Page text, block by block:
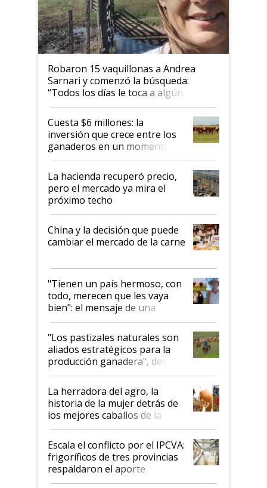
Robaron 15 vaquillonas a Andrea
Sarnari y comenzó la búsqueda:
“Todos los días le toca a algún
productor”
Cuesta $6 millones: la
inversión que crece entre los
ganaderos en un momento
histórico para la actividad
La hacienda recuperó precio,
pero el mercado ya mira el
próximo techo
China y la decisión que puede
cambiar el mercado de la carne
"Tienen un país hermoso, con
todo, merecen que les vaya
bien": el mensaje de una
ganadera uruguaya sobre las
oportunidades que se abren
para el agro en Argentina, con
foco en la carne
"Los pastizales naturales son
aliados estratégicos para la
producción ganadera", destaca
la iniciativa que ya reúne a 46
establecimientos en Argentina
La herradora del agro, la
historia de la mujer detrás de
los mejores caballos de la
Argentina y los mitos que
todavía hacen sufrir a estos
animales: "Mientras me
descalificaban, yo seguí
haciendo currículum"
Escala el conflicto por el IPCVA:
frigoríficos de tres provincias
respaldaron el aporte
obligatorio